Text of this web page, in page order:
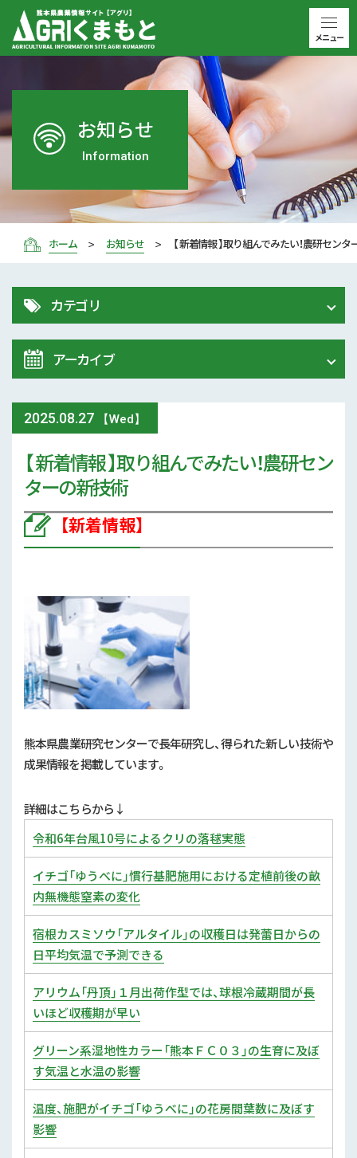
お知らせ
Information
ホーム お知らせ 【 新着情報 】取り組んでみたい！農研セン
2025.08.27 【Wed】
【 新着情報 】取り組んでみたい！農研セン
ターの新技術
【新着情報】
熊本県農業研究センターで長年研究し、得られた新しい技術や
成果情報を掲載しています。
詳細はこちらから↓
令和6年台風10号によるクリの落毬実態
イチゴ「ゆうべに」慣行基肥施用における定植前後の畝
内無機態窒素の変化
宿根カスミソウ「アルタイル」の収穫日は発蕾日からの
日平均気温で予測できる
アリウム「丹頂」１月出荷作型では、球根冷蔵期間が長
いほど収穫期が早い
グリーン系湿地性カラー「熊本ＦＣ０３」の生育に及ぼ
す気温と水温の影響
温度、施肥がイチゴ「ゆうべに」の花房間葉数に及ぼす
影響
カテゴリ
令和8年 熊本地震関連情報
農業大学校
スマート農業
参考文献
気象
現地情報
病害虫
補助事業
農家紹介
農業コンクール大会
農薬
アーカイブ
2026年 (72)
2025年 (107)
2024年 (125)
2023年 (139)
2021年 (173)
2020年 (167)
2019年 (5)
メニュー